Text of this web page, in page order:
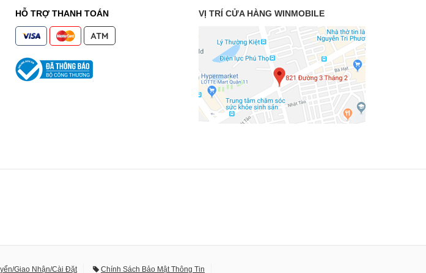
HỖ TRỢ THANH TOÁN VỊ TRÍ CỬA HÀNG WINMOBILE
Giao Nhận/Cài Đặt Chính Sách Bảo Mật Thông Tin